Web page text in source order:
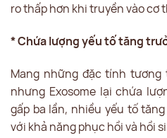
ro thấp hơn khi truyền vào cơ
* Chứa lượng yếu tố tăng
Mang những đặc tính
nhưng Exosome lại chứa
gấp ba lần, nhiều yếu tố
với khả năng phục hồi và hồi